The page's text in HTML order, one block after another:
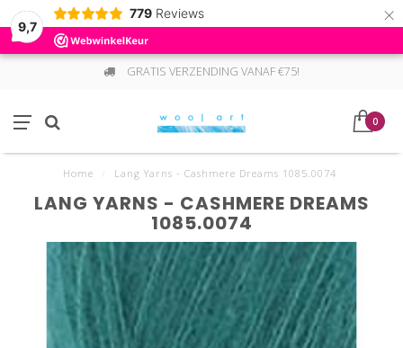
9,7
779 Reviews ×
GRATIS VERZENDING VANAF €75!
0
Home Lang Yarns - Cashmere Dreams 1085.0074
LANG YARNS - CASHMERE DREAMS
1085.0074